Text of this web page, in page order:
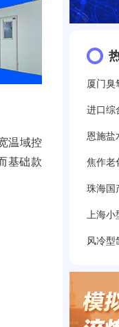
温域控
基础款
厦门臭
进口综
恩施盐
焦作老
珠海国
上海小
风冷型